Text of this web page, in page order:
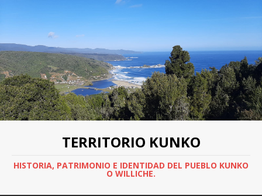
TERRITORIO KUNKO
HISTORIA, PATRIMONIO E IDENTIDAD DEL PUEBLO KUNKO
O WILLICHE.